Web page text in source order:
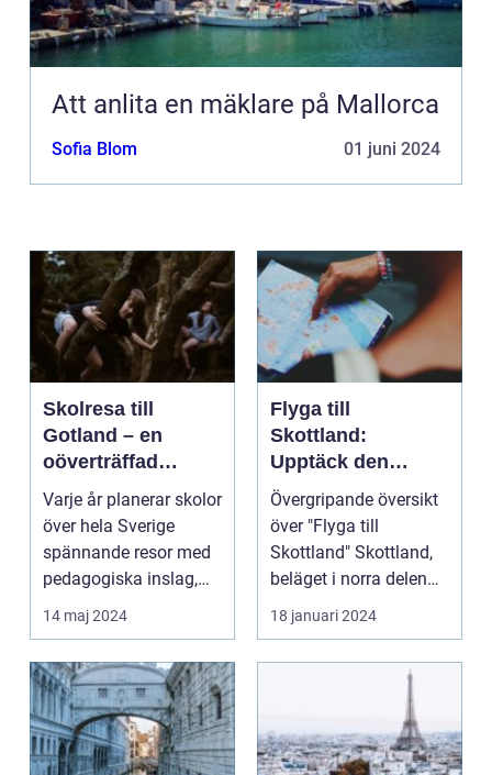
Att anlita en mäklare på Mallorca
Sofia Blom 01 juni 2024
Skolresa till
Gotland – en
oöverträffad
läroplan i levande
historia
Varje år planerar skolor
över hela Sverige
spännande resor med
pedagogiska inslag,
d...
14 maj 2024
Flyga till
Skottland:
Upptäck den
magnifika naturen
och rika historien
Övergripande översikt
över "Flyga till
Skottland" Skottland,
beläget i norra delen
av Storbritannie...
18 januari 2024